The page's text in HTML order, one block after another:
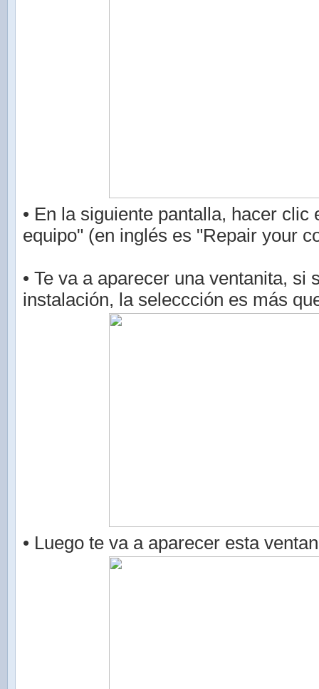
• En la siguiente pantalla, hacer clic
equipo" (en inglés es "Repair your
• Te va a aparecer una ventanita, si
instalación, la seleccción es más
• Luego te va a aparecer esta